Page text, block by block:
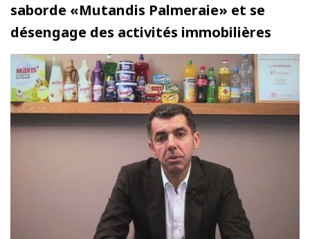
saborde «Mutandis Palmeraie» et se
désengage des activités immobilières